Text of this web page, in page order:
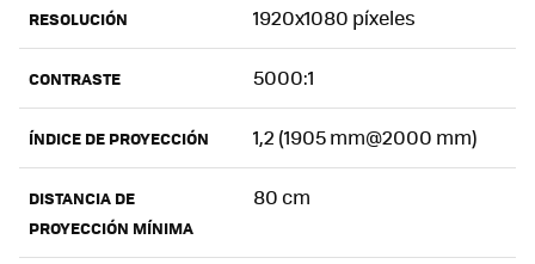
RESOLUCIÓN 1920x1080 píxeles
CONTRASTE 5000:1
ÍNDICE DE PROYECCIÓN 1,2 (1905 mm@2000 mm)
DISTANCIA DE
PROYECCIÓN MÍNIMA
80 cm